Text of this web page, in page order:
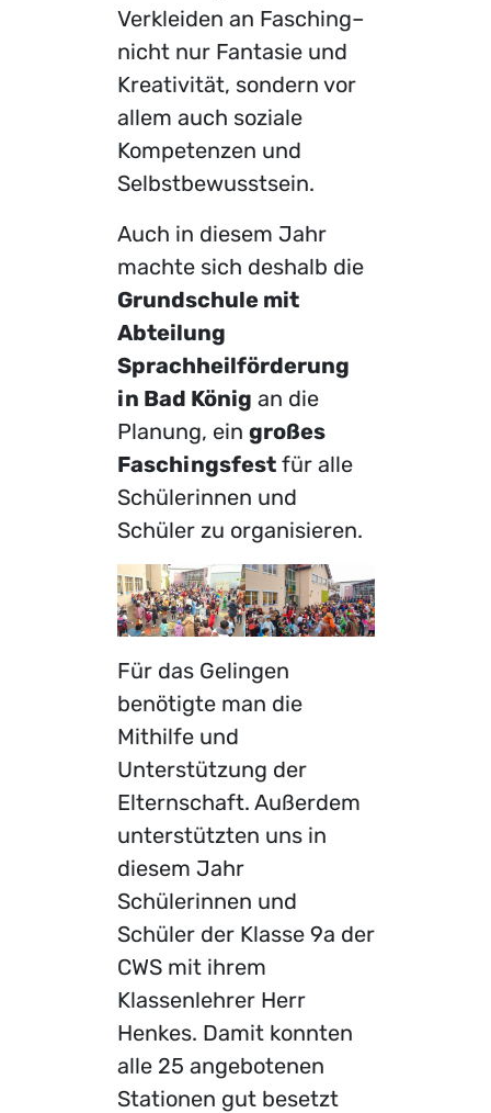
Verkleiden an Fasching–
nicht nur Fantasie und
Kreativität, sondern vor
allem auch soziale
Kompetenzen und
Selbstbewusstsein.
Auch in diesem Jahr
machte sich deshalb die
Grundschule mit
Abteilung
Sprachheilförderung
in Bad König an die
Planung, ein großes
Faschingsfestfür alle
Schülerinnen und
Schüler zu organisieren.
Für das Gelingen
benötigte man die
Mithilfe und
Unterstützung der
Elternschaft. Außerdem
unterstützten uns in
diesem Jahr
Schülerinnen und
Schüler der Klasse 9a der
CWS mit ihrem
Klassenlehrer Herr
Henkes. Damit konnten
alle 25 angebotenen
Stationen gut besetzt